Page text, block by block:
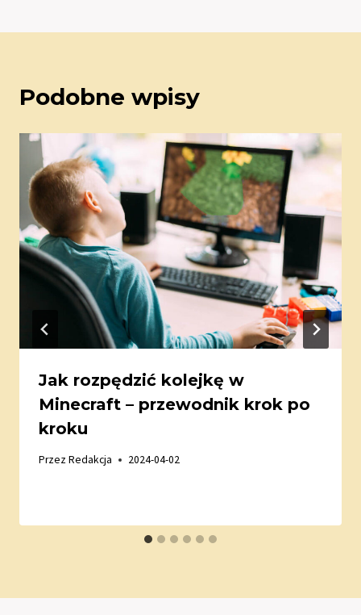
Podobne wpisy
Jak rozpędzić kolejkę w
Minecraft – przewodnik krok po
kroku
PrzezRedakcja 2024-04-02